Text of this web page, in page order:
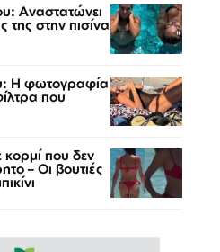
Αναστατώνει
της στην πισίνα
Η φωτογραφία
που
κορμί που δεν
– Οι βουτιές